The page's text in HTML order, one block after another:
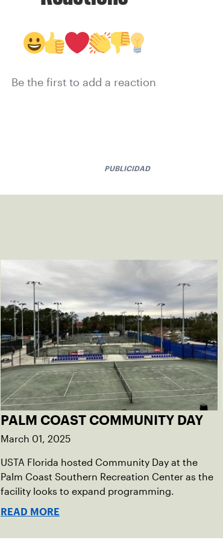
Be the first to add a reaction
PUBLICIDAD
PALM COAST COMMUNITY DAY
March 01, 2025
USTA Florida hosted Community Day at the
Palm Coast Southern Recreation Center as the
facility looks to expand programming.
READ MORE